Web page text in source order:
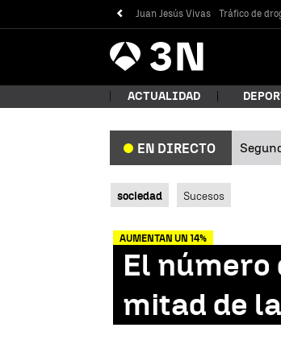
Juan Jesús Vivas Tráfico de
Antena
3 Noticias
ACTUALIDAD
EN DIRECTO
sociedad Sucesos
AUMENTAN UN 14%
El
mitad de